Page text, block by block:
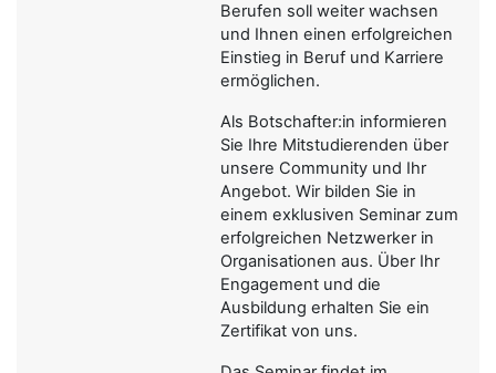
Berufen soll weiter wachsen
und Ihnen einen erfolgreichen
Einstieg in Beruf und Karriere
ermöglichen.
Als Botschafter:in informieren
Sie Ihre Mitstudierenden über
unsere Community und Ihr
Angebot. Wir bilden Sie in
einem exklusiven Seminar zum
erfolgreichen Netzwerker in
Organisationen aus. Über Ihr
Engagement und die
Ausbildung erhalten Sie ein
Zertifikat von uns.